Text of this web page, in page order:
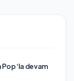
‘la devam